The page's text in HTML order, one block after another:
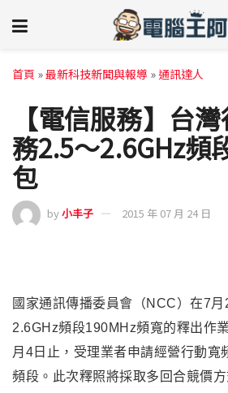
首頁 »最新科技新聞與報導 »通訊達人
【電信服務】台
務2.5～2.6GHz頻
包
by小丰子 2015 年 07 月 24 日
國家通訊傳播委員會（NCC）在7
2.6GHz頻段190MHz頻寬的釋出作
月4日止，受理業者申請經營行動寬
頻段。此次釋照將採取多回合競價